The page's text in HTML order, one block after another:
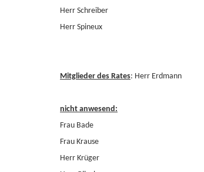
Herr Schreiber
Herr Spineux
Mitglieder des Rates: Herr Erdmann
nicht anwesend:
Frau Bade
Frau Krause
Herr Krüger